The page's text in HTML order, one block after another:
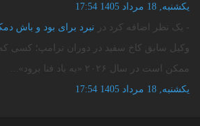
یکشنبه, 18 مرداد 1405 17:54
- یک نظر اضافه کرد در نبرد برای بود و باش
وکیل سابق کاخ سفید در دوران ترامپ؛ کسی
ممکن است در سال ۲۰۲۶ «به باد فنا برود»...
یکشنبه, 18 مرداد 1405 17:54